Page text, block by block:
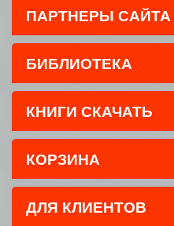
ПАРТНЕРЫ САЙТА
БИБЛИОТЕКА
КНИГИ СКАЧАТЬ
КОРЗИНА
ДЛЯ КЛИЕНТОВ